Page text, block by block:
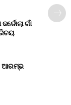
ଗାଁ
ଆରମ୍ଭ